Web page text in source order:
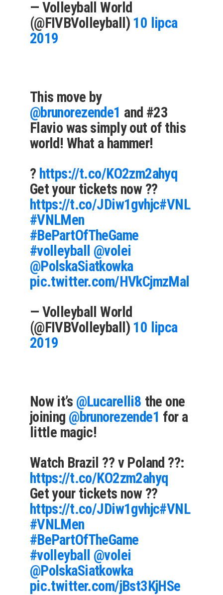
— Volleyball World
(@FIVBVolleyball) 10 lipca
2019
This move by
@brunorezende1 and #23
Flavio was simply out of this
world! What a hammer!
? https://t.co/KO2zm2ahyq
Get your tickets now ??
https://t.co/JDiw1gvhjc#VNL
#VNLMen
#BePartOfTheGame
#volleyball @volei
@PolskaSiatkowka
pic.twitter.com/HVkCjmzMal
— Volleyball World
(@FIVBVolleyball) 10 lipca
2019
Now it’s @Lucarelli8 the one
joining @brunorezende1 for a
little magic!
Watch Brazil ?? v Poland ??:
https://t.co/KO2zm2ahyq
Get your tickets now ??
https://t.co/JDiw1gvhjc#VNL
#VNLMen
#BePartOfTheGame
#volleyball @volei
@PolskaSiatkowka
pic.twitter.com/jBst3KjHSe